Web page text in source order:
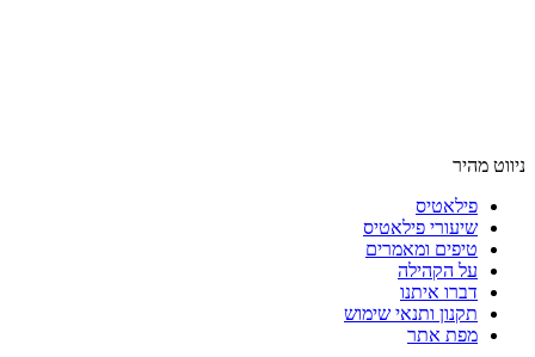
ניווט מהיר
פילאטיס
שיעורי פילאטיס
טיפים ומאמרים
על הקהילה
דברו איתנו
תקנון ותנאי שימוש
מפת אתר